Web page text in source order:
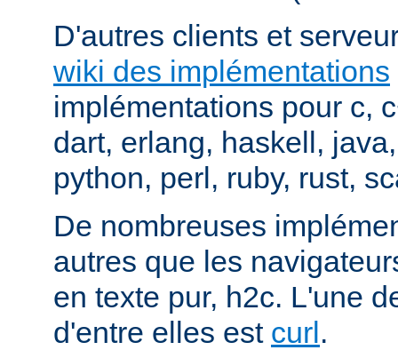
D'autres clients et
wiki des implémentations
implémentations pour c,
dart, erlang, haskell,
python, perl, ruby, rust,
De nombreuses
autres que les
en texte pur, h2c. L'une
d'entre elles est curl.